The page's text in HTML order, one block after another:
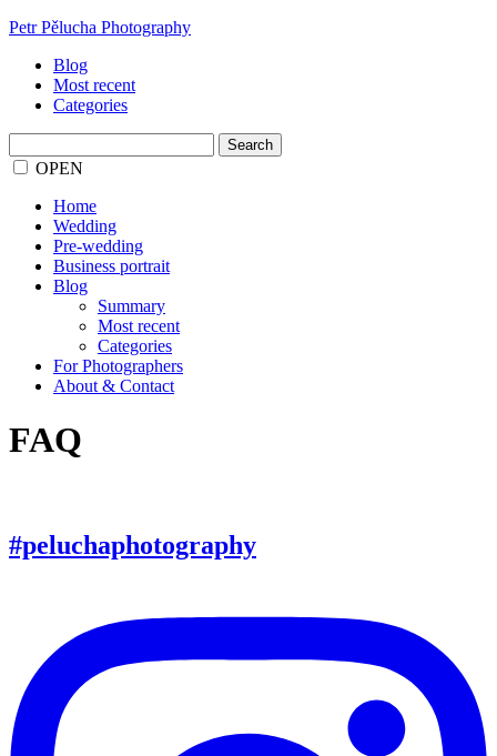
Petr Pělucha Photography
Blog
Most recent
Categories
for:OPEN
Home
Wedding
Pre-wedding
Business portrait
Blog
Summary
Most recent
Categories
For Photographers
About & Contact
FAQ
#peluchaphotography